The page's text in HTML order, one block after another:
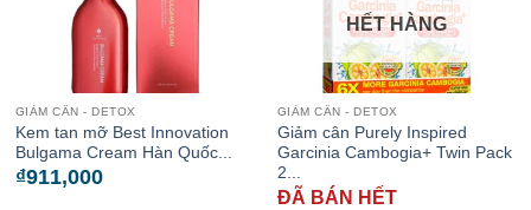
GIẢM CÂN - DETOX
Kem tan mỡ Best Innovation
Bulgama Cream Hàn Quốc...
₫911,000
HẾT HÀNG
GIẢM CÂN - DETOX
Giảm cân Purely Inspired
Garcinia Cambogia+ Twin Pack
2...
ĐÃ BÁN HẾT